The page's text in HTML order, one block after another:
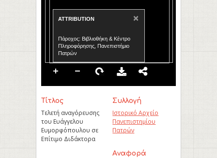
ATTRIBUTION ×
Πάροχος: Βιβλιοθήκη & Κέντρο
Πληροφόρησης, Πανεπιστήμιο
Πατρών
Τίτλος
Τελετή αναγόρευσης
του Ευάγγελου
Ευμορφόπουλου σε
Επίτιμο Διδάκτορα
Συλλογή
Ιστορικό Αρχείο
Πανεπιστημίου
Πατρών
Aναφορά